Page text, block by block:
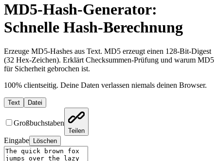
MD5-Hash-Generator:
Schnelle Hash-Berechnung
Erzeuge MD5-Hashes aus Text. MD5 erzeugt einen 128-Bit-Digest
(32 Hex-Zeichen). Erklärt Checksummen-Prüfung und warum MD5
für Sicherheit gebrochen ist.
100% clientseitig. Deine Daten verlassen niemals deinen Browser.
Text Datei
Großbuchstaben
Teilen
Eingabe Löschen